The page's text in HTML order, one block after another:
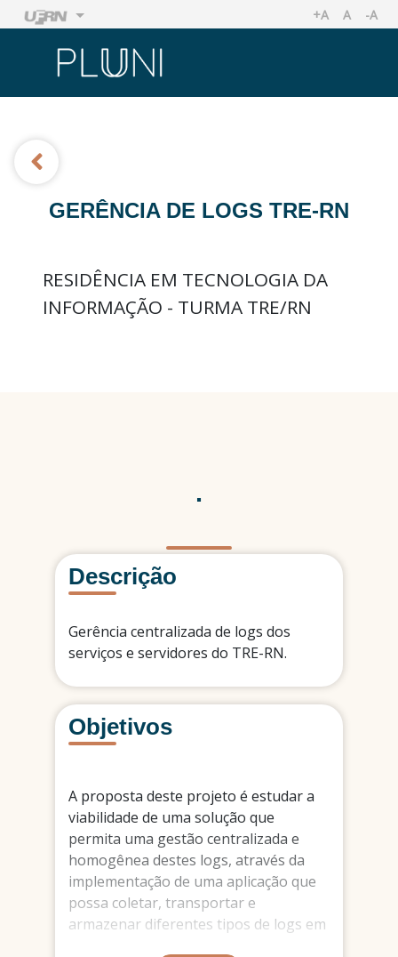
Ir
Ir
+AAUMENTAR
A -A
GERÊNCIA DE LOGS TRE-RN
RESIDÊNCIA EM TECNOLOGIA DA
INFORMAÇÃO - TURMA TRE/RN
.
Descrição
Gerência centralizada de logs dos
serviços e servidores do TRE-RN.
Objetivos
A proposta deste projeto é estudar a
viabilidade de uma solução que
permita uma gestão centralizada e
homogênea destes logs, através da
implementação de uma aplicação que
possa coletar, transportar e
armazenar diferentes tipos de logs em